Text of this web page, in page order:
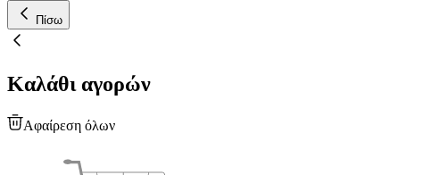
Πίσω
Καλάθι αγορών
Αφαίρεση όλων